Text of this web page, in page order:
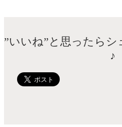
”いいね”と思ったら
♪